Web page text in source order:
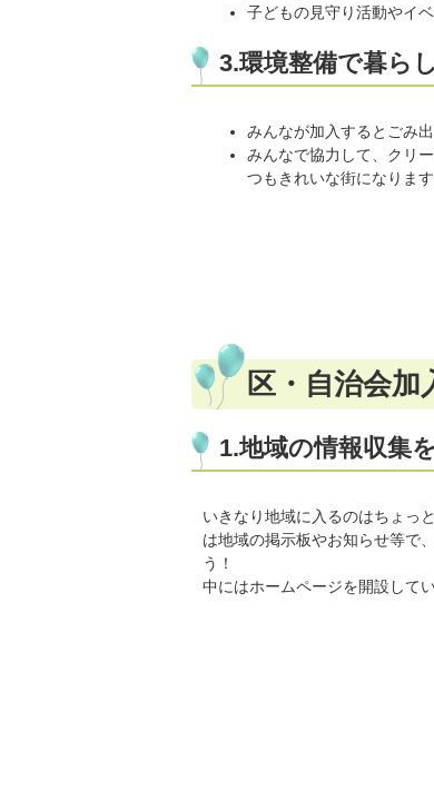
子どもの見守り活動やイ
3.環境整備で暮ら
みんなが加入するとごみ
みんなで協力して、クリ
つもきれいな街になります
区・自治会
1.地域の情報収集
いきなり地域に入るのはちょっ
は地域の掲示板やお知らせ等で
う！
中にはホームページを開設して